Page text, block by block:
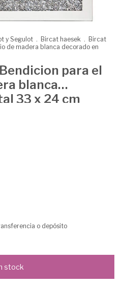
y Segulot . Bircat haesek . Bircat
de madera blanca decorado en
para el
blanca
33 x 24 cm
o depósito